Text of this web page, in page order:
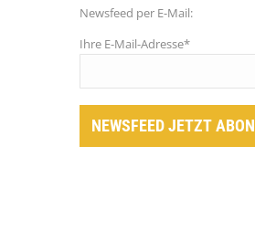
Newsfeed per E-Mail:
Ihre E-Mail-Adresse*